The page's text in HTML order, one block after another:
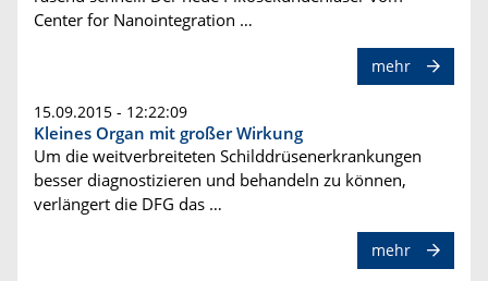
Center for Nanointegration …
mehr
15.09.2015 - 12:22:09
Kleines Organ mit großer Wirkung
Um die weitverbreiteten Schilddrüsenerkrankungen
besser diagnostizieren und behandeln zu können,
verlängert die DFG das …
mehr